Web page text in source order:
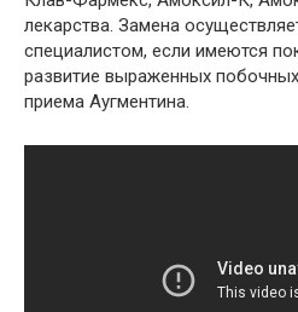
лекарства. Замена
специалистом, если имеются
развитие выраженных
приема Аугментина.